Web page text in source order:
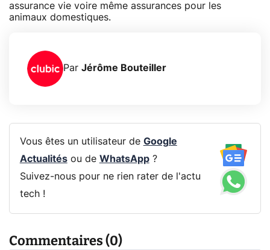
assurance vie voire même assurances pour les
animaux domestiques.
Par Jérôme Bouteiller
Vous êtes un utilisateur de Google
Actualitésou de WhatsApp?
Suivez-nous pour ne rien rater de l'actu
tech !
Commentaires (0)